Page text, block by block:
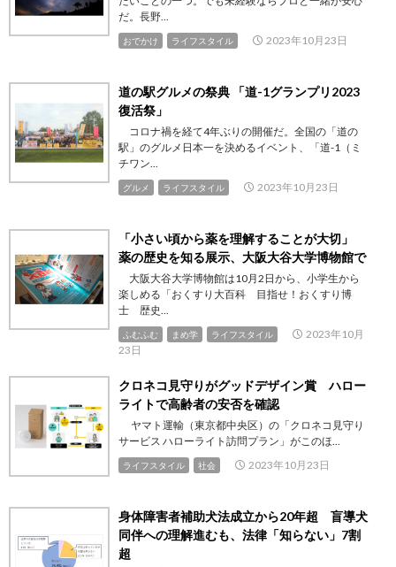
だ。長野...
おでかけ ライフスタイル 2023年10月23日
道の駅グルメの祭典 「道-1グランプリ2023
復活祭」
コロナ禍を経て4年ぶりの開催だ。全国の「道の
駅」のグルメ日本一を決めるイベント、「道-1（ミ
チワン...
グルメ ライフスタイル 2023年10月23日
「小さい頃から薬を理解することが大切」
薬の歴史を知る展示、大阪大谷大学博物館で
大阪大谷大学博物館は10月2日から、小学生から
楽しめる「おくすり大百科 目指せ！おくすり博
士 歴史...
ふむふむ まめ学 ライフスタイル
2023年10月
23日
クロネコ見守りがグッドデザイン賞 ハロー
ライトで高齢者の安否を確認
ヤマト運輸（東京都中央区）の「クロネコ見守り
サービス ハローライト訪問プラン」がこのほ...
ライフスタイル 社会 2023年10月23日
身体障害者補助犬法成立から20年超 盲導犬
同伴への理解進むも、法律「知らない」7割
超